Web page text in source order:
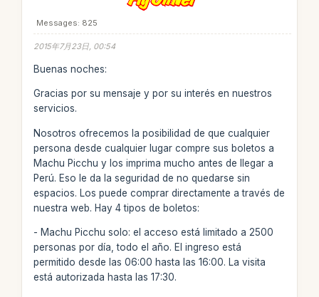
Messages: 825
2015年7月23日, 00:54
Buenas noches:
Gracias por su mensaje y por su interés en nuestros
servicios.
Nosotros ofrecemos la posibilidad de que cualquier
persona desde cualquier lugar compre sus boletos a
Machu Picchu y los imprima mucho antes de llegar a
Perú. Eso le da la seguridad de no quedarse sin
espacios. Los puede comprar directamente a través de
nuestra web. Hay 4 tipos de boletos:
- Machu Picchu solo: el acceso está limitado a 2500
personas por día, todo el año. El ingreso está
permitido desde las 06:00 hasta las 16:00. La visita
está autorizada hasta las 17:30.